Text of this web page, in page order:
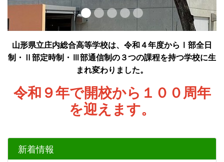
山形県立庄内総合高等学校は、令和４年度からⅠ部全日
制・Ⅱ部定時制・Ⅲ部通信制の３つの課程を持つ学校に生
まれ変わりました。
令和９年で開校から１００周年
を迎えます。
新着情報